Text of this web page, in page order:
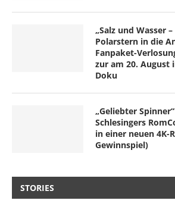
„Salz und Wasser
Polarstern in die
Fanpaket-
zur am 20. August
Doku
„Geliebter
Schlesingers
in einer neuen
Gewinnspiel)
STORIES